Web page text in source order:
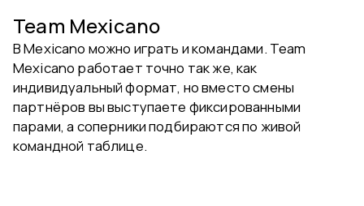
Team Mexicano
В Mexicano можно играть и командами. Team
Mexicano работает точно так же, как
индивидуальный формат, но вместо смены
партнёров вы выступаете фиксированными
парами, а соперники подбираются по живой
командной таблице.